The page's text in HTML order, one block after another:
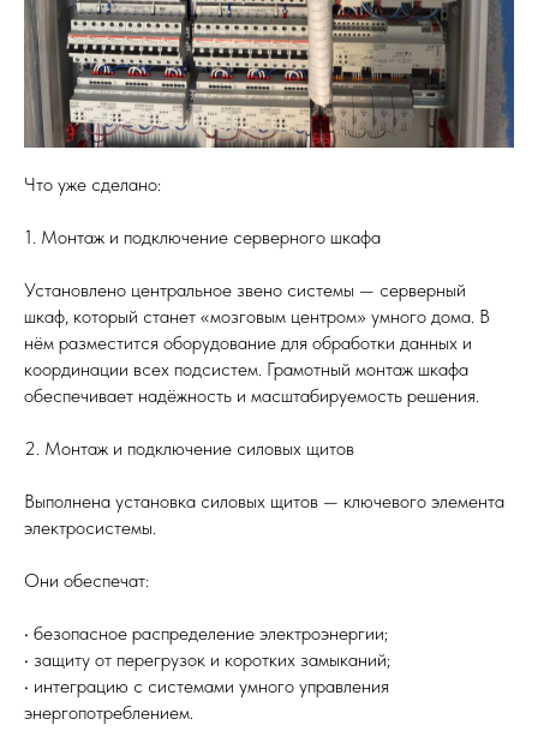
Что уже сделано:
1. Монтаж и подключение серверного шкафа
Установлено центральное звено системы — серверный
шкаф, который станет «мозговым центром» умного дома. В
нём разместится оборудование для обработки данных и
координации всех подсистем. Грамотный монтаж шкафа
обеспечивает надёжность и масштабируемость решения.
2. Монтаж и подключение силовых щитов
Выполнена установка силовых щитов — ключевого элемента
электросистемы.
Они обеспечат:
• безопасное распределение электроэнергии;
• ⁠защиту от перегрузок и коротких замыканий;
• ⁠интеграцию с системами умного управления
энергопотреблением.